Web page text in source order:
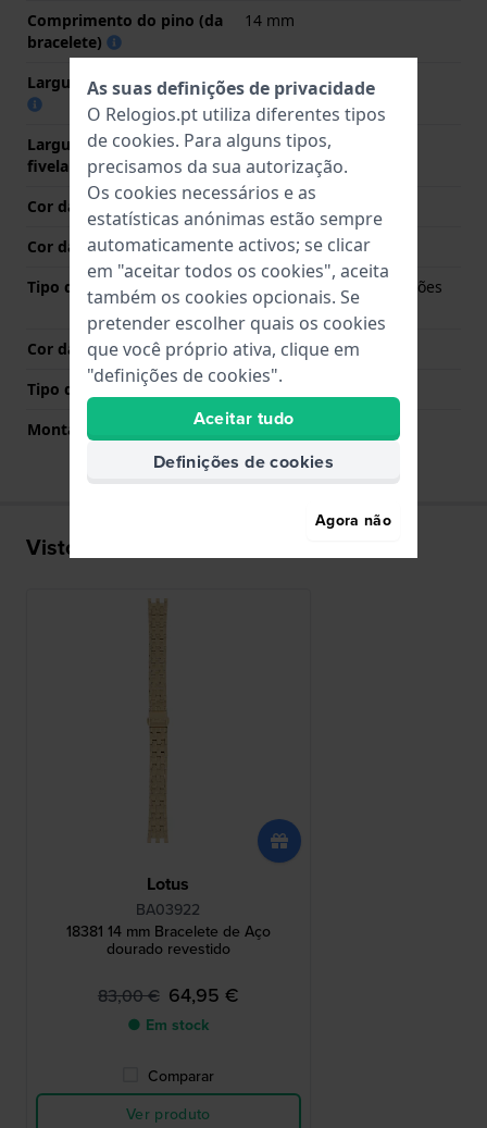
Comprimento do pino (da
bracelete)
14 mm
Largura das extremidades 8 mm
Largura da bracelete na
fivela
12 mm
Cor da bracelete
Ouro
Cor das costuras
N/A
Tipo de Fecho
Fivela dobrável com botões
de pressão
Cor da fivela
Ouro
Tipo de montagem
Pinos de pressão
Montagem Reta
Não
Visto recentemente
Lotus
BA03922
18381 14 mm Bracelete de Aço
dourado revestido
83,00 € 64,95 €
● Em stock
Comparar
Ver produto
As suas definições de privacidade
O Relogios.pt utiliza diferentes tipos
de cookies. Para alguns tipos,
precisamos da sua autorização.
Os cookies necessários e as
estatísticas anónimas estão sempre
automaticamente activos; se clicar
em "aceitar todos os cookies", aceita
também os cookies opcionais. Se
pretender escolher quais os cookies
que você próprio ativa, clique em
"definições de cookies".
Aceitar tudo
Definições de cookies
Agora não